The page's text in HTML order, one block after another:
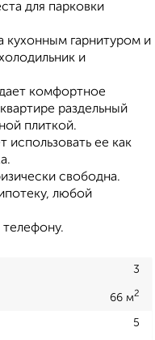
для парковки
кухонным гарнитуром и
и
комфортное
раздельный
плиткой.
использовать ее как
свободна.
любой
3
66 м2
5